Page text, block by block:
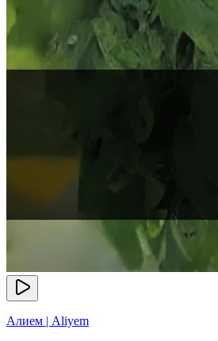
Алием | Aliyem